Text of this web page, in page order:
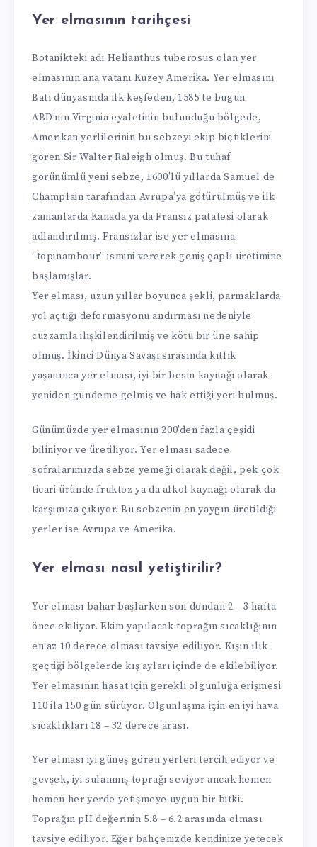
Yer elmasının tarihçesi
Botanikteki adı Helianthus tuberosus olan yer
elmasının ana vatanı Kuzey Amerika. Yer elmasını
Batı dünyasında ilk keşfeden, 1585’te bugün
ABD’nin Virginia eyaletinin bulunduğu bölgede,
Amerikan yerlilerinin bu sebzeyi ekip biçtiklerini
gören Sir Walter Raleigh olmuş. Bu tuhaf
görünümlü yeni sebze, 1600’lü yıllarda Samuel de
Champlain tarafından Avrupa’ya götürülmüş ve ilk
zamanlarda Kanada ya da Fransız patatesi olarak
adlandırılmış. Fransızlar ise yer elmasına
“topinambour” ismini vererek geniş çaplı üretimine
başlamışlar.
Yer elması, uzun yıllar boyunca şekli, parmaklarda
yol açtığı deformasyonu andırması nedeniyle
cüzzamla ilişkilendirilmiş ve kötü bir üne sahip
olmuş. İkinci Dünya Savaşı sırasında kıtlık
yaşanınca yer elması, iyi bir besin kaynağı olarak
yeniden gündeme gelmiş ve hak ettiği yeri bulmuş.
Günümüzde yer elmasının 200’den fazla çeşidi
biliniyor ve üretiliyor. Yer elması sadece
sofralarımızda sebze yemeği olarak değil, pek çok
ticari üründe fruktoz ya da alkol kaynağı olarak da
karşımıza çıkıyor. Bu sebzenin en yaygın üretildiği
yerler ise Avrupa ve Amerika.
Yer elması nasıl yetiştirilir?
Yer elması bahar başlarken son dondan 2 – 3 hafta
önce ekiliyor. Ekim yapılacak toprağın sıcaklığının
en az 10 derece olması tavsiye ediliyor. Kışın ılık
geçtiği bölgelerde kış ayları içinde de ekilebiliyor.
Yer elmasının hasat için gerekli olgunluğa erişmesi
110 ila 150 gün sürüyor. Olgunlaşma için en iyi hava
sıcaklıkları 18 – 32 derece arası.
Yer elması iyi güneş gören yerleri tercih ediyor ve
gevşek, iyi sulanmış toprağı seviyor ancak hemen
hemen her yerde yetişmeye uygun bir bitki.
Toprağın pH değerinin 5.8 – 6.2 arasında olması
tavsiye ediliyor. Eğer bahçenizde kendinize yetecek